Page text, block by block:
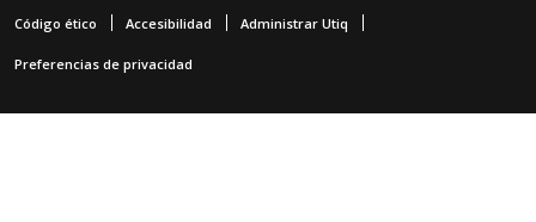
Código ético Accesibilidad Administrar Utiq
Preferencias de privacidad